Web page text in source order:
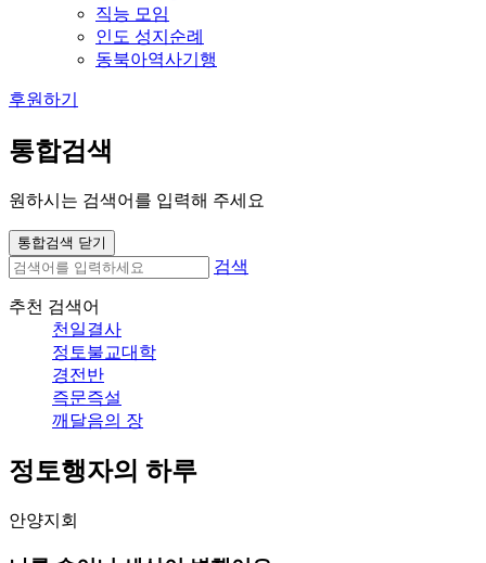
직능 모임
인도 성지순례
동북아역사기행
후원하기
통합검색
원하시는 검색어를 입력해 주세요
통합검색 닫기
검색
추천 검색어
천일결사
정토불교대학
경전반
즉문즉설
깨달음의 장
정토행자의 하루
안양지회